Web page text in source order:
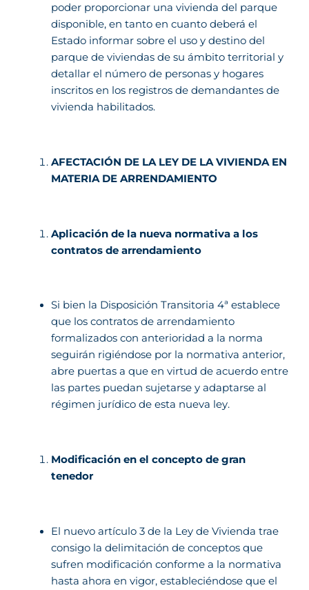
poder proporcionar una vivienda del parque
disponible, en tanto en cuanto deberá el
Estado informar sobre el uso y destino del
parque de viviendas de su ámbito territorial y
detallar el número de personas y hogares
inscritos en los registros de demandantes de
vivienda habilitados.
AFECTACIÓN DE LA LEY DE LA VIVIENDA EN
MATERIA DE ARRENDAMIENTO
Aplicación de la nueva normativa a los
contratos de arrendamiento
Si bien la Disposición Transitoria 4ª establece
que los contratos de arrendamiento
formalizados con anterioridad a la norma
seguirán rigiéndose por la normativa anterior,
abre puertas a que en virtud de acuerdo entre
las partes puedan sujetarse y adaptarse al
régimen jurídico de esta nueva ley.
Modificación en el concepto de gran
tenedor
El nuevo artículo 3 de la Ley de Vivienda trae
consigo la delimitación de conceptos que
sufren modificación conforme a la normativa
hasta ahora en vigor, estableciéndose que el